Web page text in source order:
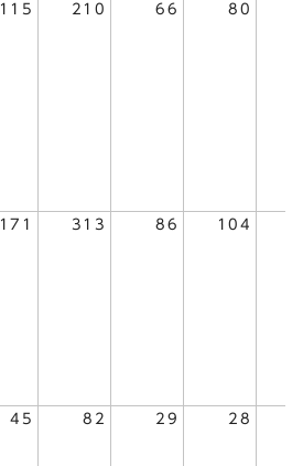
115 210 66 80
171 313 86 104
45 82 29 28